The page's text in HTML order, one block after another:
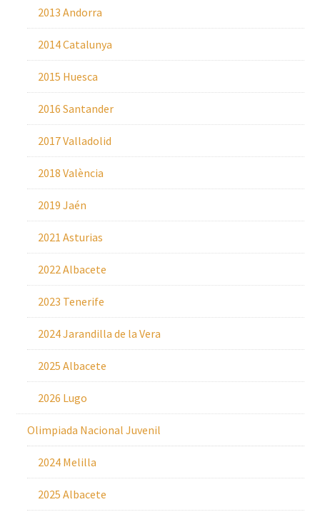
2013 Andorra
2014 Catalunya
2015 Huesca
2016 Santander
2017 Valladolid
2018 València
2019 Jaén
2021 Asturias
2022 Albacete
2023 Tenerife
2024 Jarandilla de la Vera
2025 Albacete
2026 Lugo
Olimpiada Nacional Juvenil
2024 Melilla
2025 Albacete